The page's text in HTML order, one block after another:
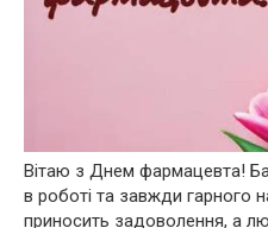
Вітаю з Днем фармацевта!
в роботі та завжди гарного
приносить задоволення, а